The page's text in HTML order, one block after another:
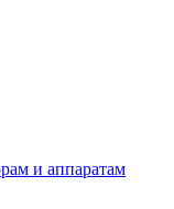
и аппаратам